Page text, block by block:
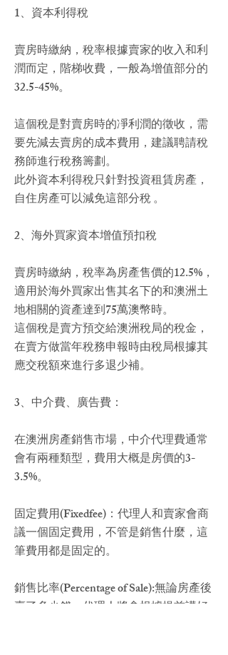
1、資本利得稅
賣房時繳納，稅率根據賣家的收入和利
潤而定，階梯收費，一般為增值部分的
32.5-45%。
這個稅是對賣房時的凈利潤的徵收，需
要先減去賣房的成本費用，建議聘請稅
務師進行稅務籌劃。
此外資本利得稅只針對投資租賃房產，
自住房產可以減免這部分稅 。
2、海外買家資本增值預扣稅
賣房時繳納，稅率為房產售價的12.5%，
適用於海外買家出售其名下的和澳洲土
地相關的資產達到75萬澳幣時。
這個稅是賣方預交給澳洲稅局的稅金，
在賣方做當年稅務申報時由稅局根據其
應交稅額來進行多退少補。
3、中介費、廣告費：
在澳洲房產銷售市場，中介代理費通常
會有兩種類型，費用大概是房價的3-
3.5%。
固定費用(Fixedfee)：代理人和賣家會商
議一個固定費用，不管是銷售什麼，這
筆費用都是固定的。
銷售比率(Percentage of Sale):無論房產後
賣了多少錢，代理人將會根據提前講好